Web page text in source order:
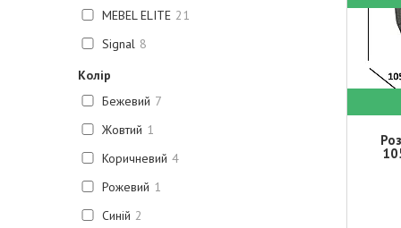
MEBEL ELITE 21
Signal 8
Колір
Бежевий 7
Жовтий 1
Коричневий 4
Рожевий 1
Синій 2